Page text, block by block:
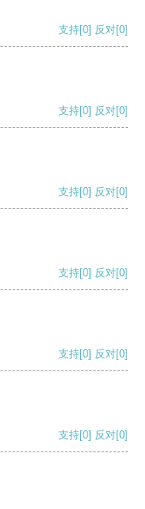
支持[0] 反对[0]
支持[0] 反对[0]
支持[0] 反对[0]
支持[0] 反对[0]
支持[0] 反对[0]
支持[0] 反对[0]